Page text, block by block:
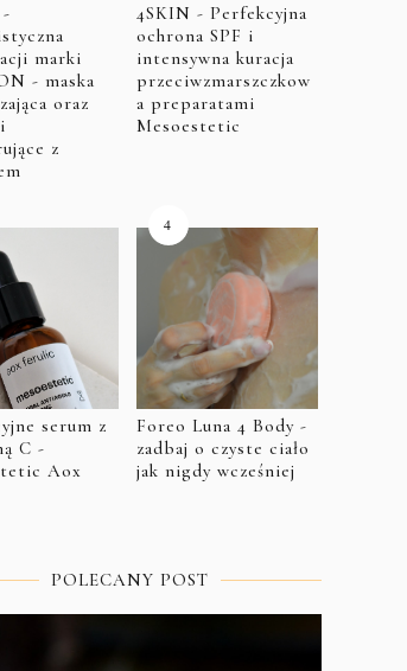
marki
- maska
oraz
z
4SKIN - Perfekcyjna
ochrona SPF i
intensywna kuracja
przeciwzmarszczkow
a preparatami
Mesoestetic
serum z
C -
Aox
Foreo Luna 4 Body -
zadbaj o czyste ciało
jak nigdy wcześniej
POLECANY POST